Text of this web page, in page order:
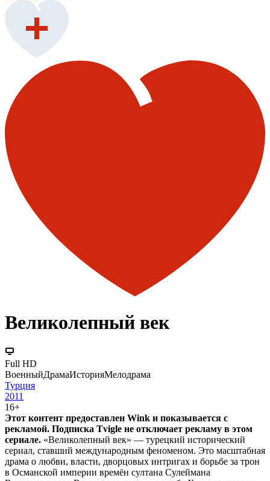
Великолепный век
Full HD
ВоенныйДрамаИсторияМелодрама
Турция
2011
16+
Этот контент предоставлен Wink и показывается с
рекламой. Подписка Tvigle не отключает рекламу в этом
сериале. «Великолепный век» — турецкий исторический
сериал, ставший международным феноменом. Это масштабная
драма о любви, власти, дворцовых интригах и борьбе за трон
в Османской империи времён султана Сулеймана